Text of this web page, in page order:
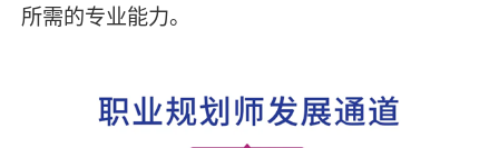
所需的专业能力。